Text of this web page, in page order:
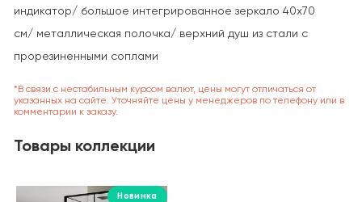
индикатор/ большое интегрированное зеркало 40x70
см/ металлическая полочка/ верхний душ из стали с
прорезиненными соплами
*В связи с нестабильным курсом валют, цены могут отличаться от
указанных на сайте. Уточняйте цены у менеджеров по телефону или в
комментарии к заказу.
Товары коллекции
Новинка